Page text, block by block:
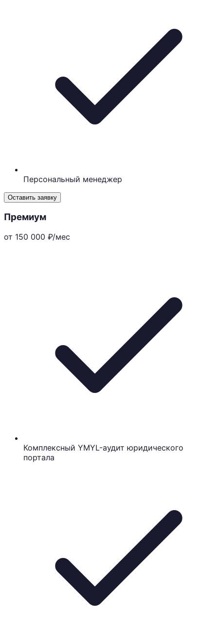
Персональный менеджер
Оставить заявку
Премиум
от 150 000 ₽/мес
Комплексный YMYL-аудит юридического
портала